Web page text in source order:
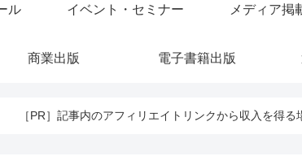
ル イベント・セミナー メディア掲
商業出版 電子書籍出版
［PR］記事内のアフィリエイトリンクから収入を得る